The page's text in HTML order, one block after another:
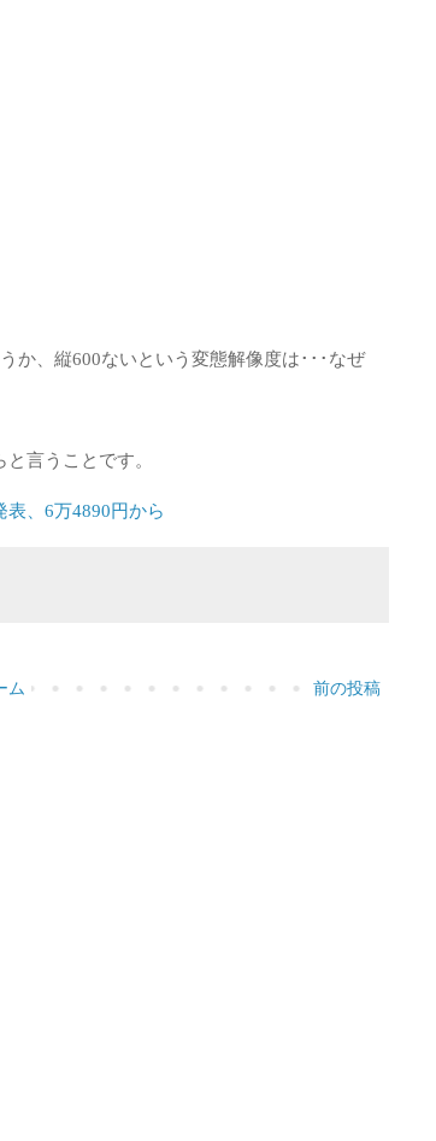
か、縦600ないという変態解像度は･･･なぜ
言うことです。
表、6万4890円から
前の投稿
ム